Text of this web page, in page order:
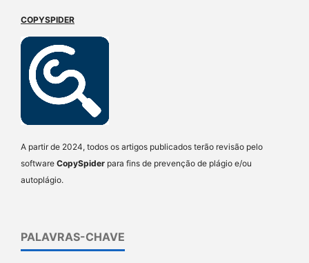
COPYSPIDER
A partir de 2024, todos os artigos publicados terão revisão pelo
software CopySpider para fins de prevenção de plágio e/ou
autoplágio.
PALAVRAS-CHAVE